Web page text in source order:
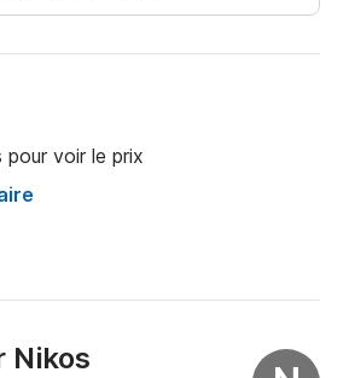
voir le prix
Nikos